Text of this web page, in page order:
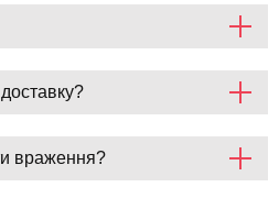
враження?